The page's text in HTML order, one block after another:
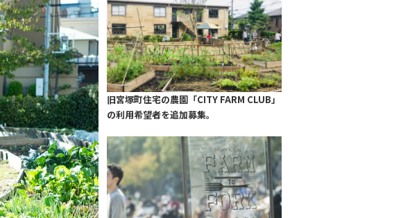
旧宮塚町住宅の農園「CITY FARM CLUB」
の利用希望者を追加募集。